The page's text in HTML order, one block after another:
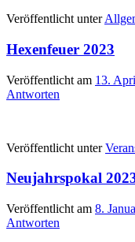
Veröffentlicht unter
Hexenfeuer 2023
Veröffentlicht am 13.
Antworten
Veröffentlicht unter
Neujahrspokal
Veröffentlicht am 8.
Antworten